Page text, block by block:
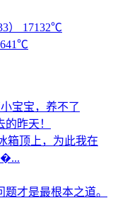
） 17132℃
宝宝，养不了
昨天！
箱顶上，为此我在
�...
才是最根本之道。